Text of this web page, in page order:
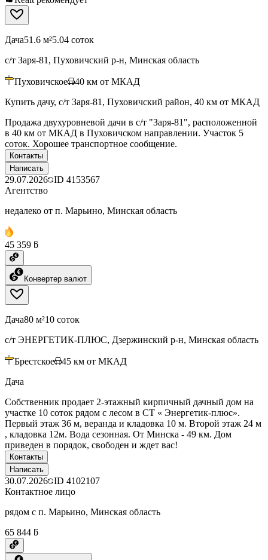
Дача51.6 м²5.04 соток
с/т Заря-81, Пуховичский р-н, Минская область
Пуховичское 40 км от МКАД
Купить дачу, с/т Заря-81, Пуховичский район, 40 км от МКАД
Продажа двухуровневой дачи в с/т "Заря-81", расположенной
в 40 км от МКАД в Пуховичском направлении. Участок 5
соток. Хорошее транспортное сообщение.
Контакты
Написать
29.07.2026 ID 4153567
Агентство
недалеко от п. Марьино, Минская область
45 359 ƃ
Конвертер валют
Дача80 м²10 соток
с/т ЭНЕРГЕТИК-ПЛЮС, Дзержинский р-н, Минская область
Брестское 45 км от МКАД
Дача
Собственник продает 2-этажный кирпичный дачный дом на
участке 10 соток рядом с лесом в СТ « Энергетик-плюс».
Первый этаж 36 м, веранда и кладовка 10 м. Второй этаж 24 м
, кладовка 12м. Вода сезонная. От Минска - 49 км. Дом
приведен в порядок, свободен и ждет вас!
Контакты
Написать
30.07.2026 ID 4102107
Контактное лицо
рядом с п. Марьино, Минская область
65 844 ƃ